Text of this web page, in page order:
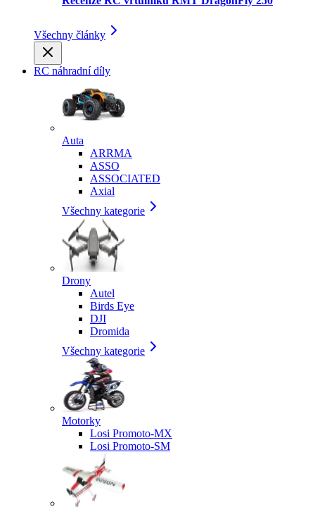
Všechny články
RC náhradní díly
Auta
ARRMA
ASSO
ASSOCIATED
Axial
Všechny kategorie
Drony
Autel
Birds Eye
DJI
Dromida
Všechny kategorie
Motorky
Losi Promoto-MX
Losi Promoto-SM